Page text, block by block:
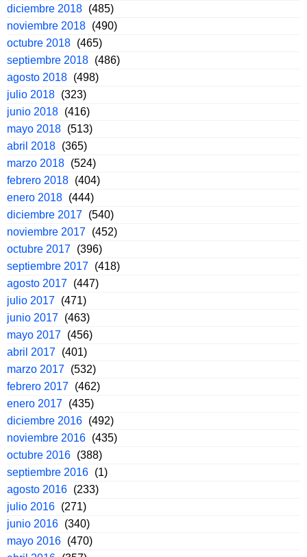
diciembre 2018 (485)
noviembre 2018 (490)
octubre 2018 (465)
septiembre 2018 (486)
agosto 2018 (498)
julio 2018 (323)
junio 2018 (416)
mayo 2018 (513)
abril 2018 (365)
marzo 2018 (524)
febrero 2018 (404)
enero 2018 (444)
diciembre 2017 (540)
noviembre 2017 (452)
octubre 2017 (396)
septiembre 2017 (418)
agosto 2017 (447)
julio 2017 (471)
junio 2017 (463)
mayo 2017 (456)
abril 2017 (401)
marzo 2017 (532)
febrero 2017 (462)
enero 2017 (435)
diciembre 2016 (492)
noviembre 2016 (435)
octubre 2016 (388)
septiembre 2016 (1)
agosto 2016 (233)
julio 2016 (271)
junio 2016 (340)
mayo 2016 (470)